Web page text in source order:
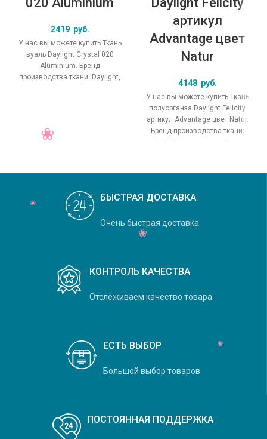
2419 руб.
У нас вы можете купить Ткань
вуаль Daylight Crystal 020
Aluminium. Бренд
производства ткани: Daylight,
коллекция Crystal, основной
артикул
Advantage цвет
Natur
4148 руб.
У нас вы можете купить Ткань
полуорганза Daylight Felicity
артикул Advantage цвет Natur.
Бренд производства ткани:
Daylight, коллекция Felicity,
БЫСТРАЯ ДОСТАВКА
Очень быстрая доставка.
КОНТРОЛЬ КАЧЕСТВА
Отслеживаем качество товара
ЕСТЬ ВЫБОР
Большой выбор товаров
ПОСТОЯННАЯ ПОДДЕРЖКА